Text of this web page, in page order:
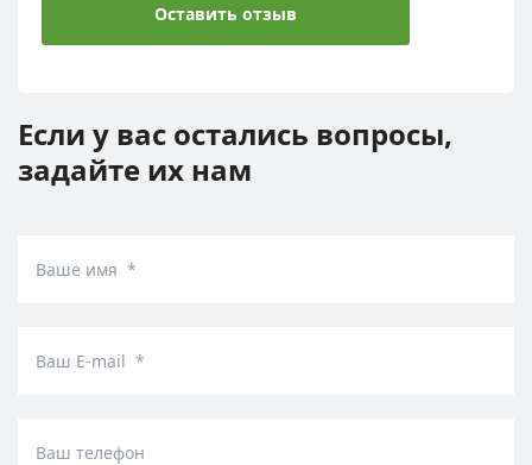
Оставить отзыв
Если у вас остались вопросы,
задайте их нам
Ваше имя *
Ваш E-mail *
Ваш телефон